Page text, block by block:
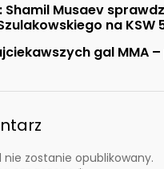
Shamil Musaev
na KSW
gal MMA
zostanie opublikowany.